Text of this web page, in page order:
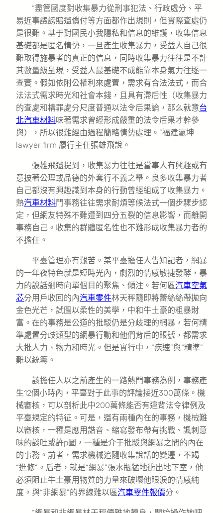
“盡管國度對收集暴力從刑事犯法、行政處分、平
易近事譭謗賠還償付等方面都作出規則，但實際查處仍
是很難。基于對國民小我隱私和信息的維護，收集信息
基礎都是匿名情勢，一旦產生收集暴力，受益人自己很
難取得施暴者的真正的信息，同時收集暴力往往是不計
其數量級呈現，受益人最基礎不成能靠本身氣力往逐一
查實。假如依附公權利來處置，需求有合法法式，而合
法法式需求時光和社會本錢，且具有滯后性（收集暴力
的查處和構罪處分尺度普通以法令后果論，那么就意台
北汽車材料味著需求曾經形成嚴重的法令后果才幹參
與），所以很難經由過程簡略情勢處理。”福建瀛坤
lawyer firm 履行主任張雄飛說。
張雄飛還提到，收集暴力往往是當事人有興趣或有
意披著公理或品德的外套行不義之舉。良多收集暴力者
自己都沒有興趣識到本身的行動曾經組成了收集暴力。
熱汽車材料門事務往往需求耐煩等候法式一個步驟步認
定，但網友特殊不難遭到四分五裂的信息影響，而離開
事務自己。收集的群體匿名性也不難形成收集暴力者的
不擔任。
平臺管理亦有艱苦。某平臺擔任人告知記者，網暴
的一年夜特色就是短時光內，劇烈的情感敏捷發酵，暴
力的說話剎時向單個目的聚焦、傾注。若何區汽車空氣
芯分用戶收回的內汽車零件林天秤隨即將蕾絲絲帶拋向
金色光芒，試圖以柔性的美學，中和牛土豪的粗暴財
富。在的事務是公道的批駁仍是分歧理的網暴，若何精
準處置分歧類型的網暴行動和他們背后的賬號，都需求
大批人力、物力和時光。但是實行中，“疾速”與“精準”
難以統籌。
該擔任人以之前產生的一路熱門事務為例，事務產
生12個小時內，平臺對于此事的評論接近300萬條。機
械審核，可以剖析此中200萬條能否有違背法令律例及
平臺規定的特征。可是，還有兩種內在的事務，機械難
以審核，一種是應用諧音、縮寫發布帶有挑戰、諷刺意
味的談吐或許p圖，一種是介于批駁與網暴之間的內在
的事務。前者，需求機械追隨收集說話的變遷，不竭
“進修”。后者，就是“網暴”張水瓶猛地衝出地下室，他
必須阻止牛土豪用物質的力量來破壞他眼淚的情感純
度。與“非網暴”的界線難以區汽車零件報價分。